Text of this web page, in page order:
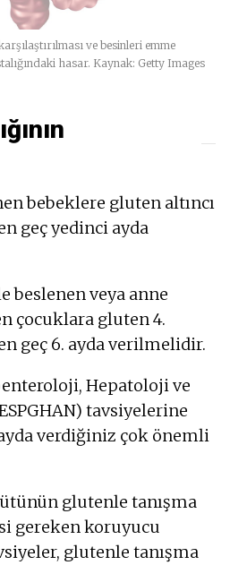
ve besinleri emme
hasar. Kaynak: Getty Images
bebeklere gluten altıncı
geç yedinci ayda
beslenen veya anne
çocuklara gluten 4.
geç 6. ayda verilmelidir.
Hepatoloji ve
tavsiyelerine
verdiğiniz çok önemli
glutenle tanışma
gereken koruyucu
glutenle tanışma